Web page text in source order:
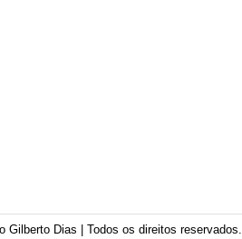
Gilberto Dias | Todos os direitos reservados.